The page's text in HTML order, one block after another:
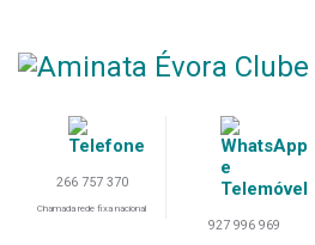
266 757 370
Chamada rede fixa nacional
927 996 969